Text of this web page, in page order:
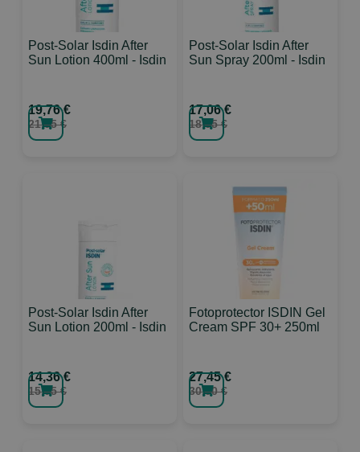
Post-Solar Isdin After
Sun Lotion 400ml - Isdin
19,76 €
21,95 €
Post-Solar Isdin After
Sun Spray 200ml - Isdin
17,06 €
18,95 €
Post-Solar Isdin After
Sun Lotion 200ml - Isdin
14,36 €
15,95 €
Fotoprotector ISDIN Gel
Cream SPF 30+ 250ml
27,45 €
30,50 €